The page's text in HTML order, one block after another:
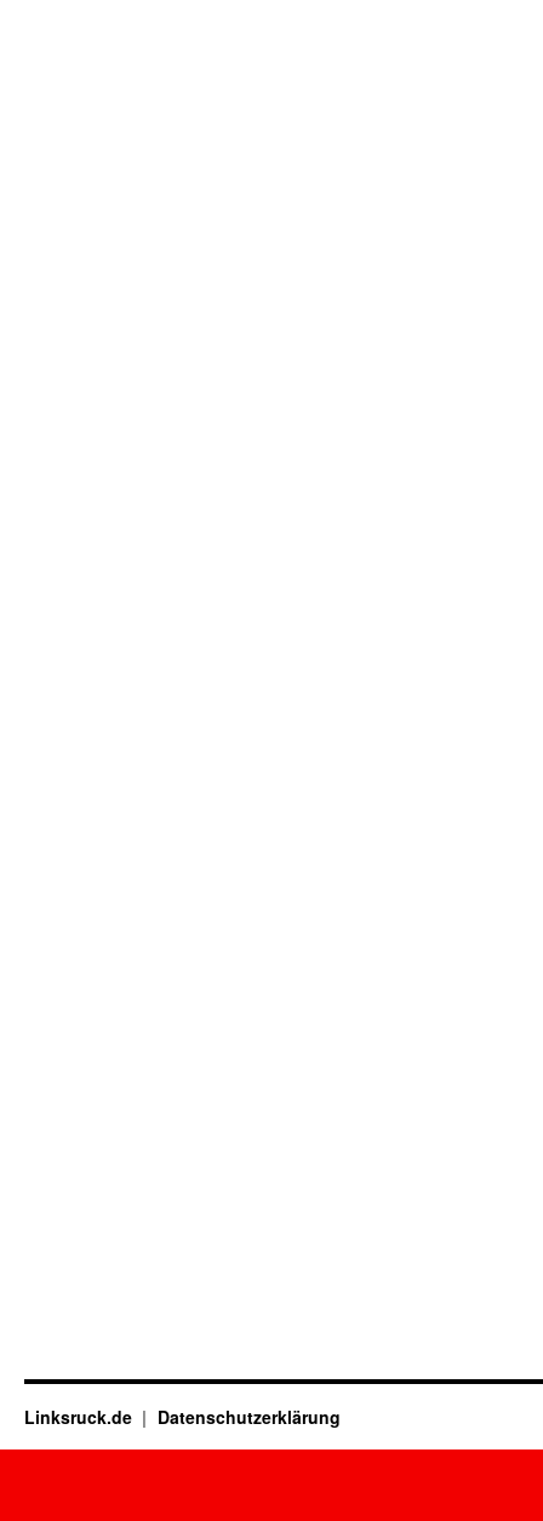
Linksruck.de Datenschutzerklärung